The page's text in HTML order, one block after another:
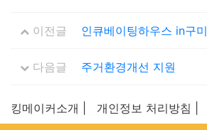
이전글 인큐베이팅하우스 in구미
다음글 주거환경개선 지원
킹메이커소개 | 개인정보 처리방침 |